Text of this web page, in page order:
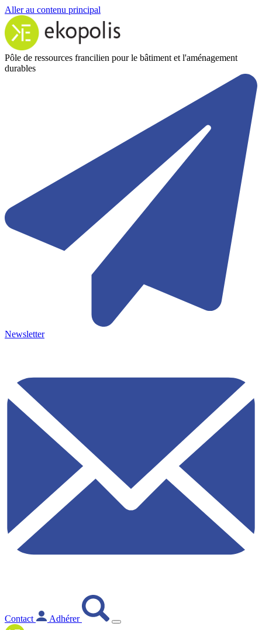
Aller au contenu principal
Pôle de ressources francilien pour le bâtiment et l'aménagement
durables
Newsletter
Contact Adhérer